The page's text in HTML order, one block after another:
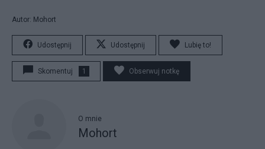
Autor: Mohort
Udostępnij Udostępnij Lubię to!
Skomentuj 1 Obserwuj notkę
O mnie
Mohort